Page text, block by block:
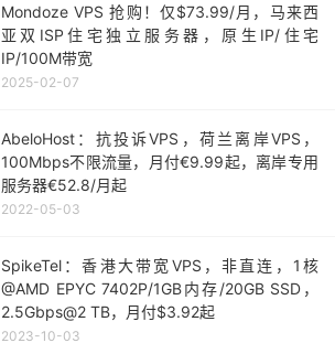
Mondoze VPS 抢购！仅$73.99/月，马来西
亚双ISP住宅独立服务器，原生IP/住宅
IP/100M带宽
2025-02-07
AbeloHost：抗投诉VPS，荷兰离岸VPS，
100Mbps不限流量，月付€9.99起，离岸专用
服务器€52.8/月起
2022-05-03
SpikeTel：香港大带宽VPS，非直连，1核
@AMD EPYC 7402P/1GB内存/20GB SSD，
2.5Gbps@2 TB，月付$3.92起
2023-10-03